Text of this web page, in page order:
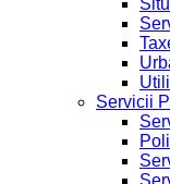
Servicii